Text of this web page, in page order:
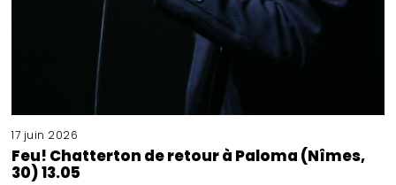
17 juin 2026
Feu! Chatterton de retour à Paloma (Nîmes,
30) 13.05